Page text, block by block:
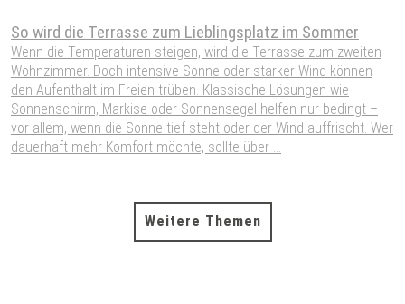
So wird die Terrasse zum Lieblingsplatz im Sommer
Wenn die Temperaturen steigen, wird die Terrasse zum zweiten
Wohnzimmer. Doch intensive Sonne oder starker Wind können
den Aufenthalt im Freien trüben. Klassische Lösungen wie
Sonnenschirm, Markise oder Sonnensegel helfen nur bedingt –
vor allem, wenn die Sonne tief steht oder der Wind auffrischt. Wer
dauerhaft mehr Komfort möchte, sollte über ...
Weitere Themen